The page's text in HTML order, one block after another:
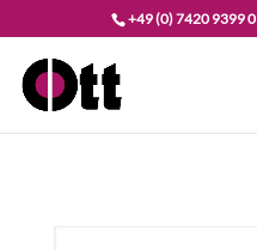
+49 (0) 7420 9399 0